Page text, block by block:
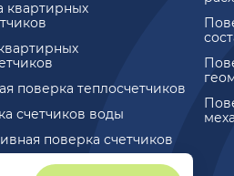
квартирных
поверка теплосчетчиков
счетчиков воды
поверка счетчиков